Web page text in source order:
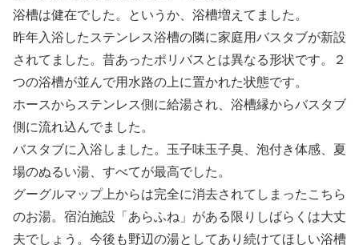
浴槽は健在でした。というか、浴槽増えてました。
昨年入浴したステンレス浴槽の隣に家庭用バスタブが新設
されてました。昔あったポリバスとは異なる形状です。２
つの浴槽が並んで用水路の上に置かれた状態です。
ホースからステンレス側に給湯され、浴槽縁からバスタブ
側に流れ込んでました。
バスタブに入浴しました。玉子味玉子臭、泡付き体感、夏
場のぬるい湯、すべてが最高でした。
グーグルマップ上からは完全に消去されてしまったこちら
のお湯。宿泊施設「あらふね」がある限りしばらくは大丈
夫でしょう。今後も野辺の湯としてあり続けてほしい浴槽